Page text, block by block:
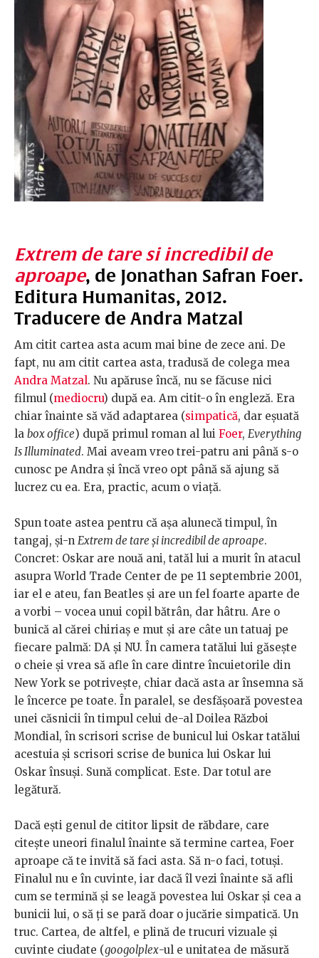
Extrem de tare si incredibil de
aproape, de Jonathan Safran Foer.
Editura Humanitas, 2012.
Traducere de Andra Matzal
Am citit cartea asta acum mai bine de zece ani. De
fapt, nu am citit cartea asta, tradusă de colega mea
Andra Matzal. Nu apăruse încă, nu se făcuse nici
filmul (mediocru) după ea. Am citit-o în engleză. Era
chiar înainte să văd adaptarea (simpatică, dar eșuată
la box office) după primul roman al lui Foer, Everything
Is Illuminated. Mai aveam vreo trei-patru ani până s-o
cunosc pe Andra și încă vreo opt până să ajung să
lucrez cu ea. Era, practic, acum o viață.
Spun toate astea pentru că așa alunecă timpul, în
tangaj, și-n Extrem de tare și incredibil de aproape.
Concret: Oskar are nouă ani, tatăl lui a murit în atacul
asupra World Trade Center de pe 11 septembrie 2001,
iar el e ateu, fan Beatles și are un fel foarte aparte de
a vorbi – vocea unui copil bătrân, dar hâtru. Are o
bunică al cărei chiriaș e mut și are câte un tatuaj pe
fiecare palmă: DA și NU. În camera tatălui lui găsește
o cheie și vrea să afle în care dintre încuietorile din
New York se potrivește, chiar dacă asta ar însemna să
le încerce pe toate. În paralel, se desfășoară povestea
unei căsnicii în timpul celui de-al Doilea Război
Mondial, în scrisori scrise de bunicul lui Oskar tatălui
acestuia și scrisori scrise de bunica lui Oskar lui
Oskar însuși. Sună complicat. Este. Dar totul are
legătură.
Dacă ești genul de cititor lipsit de răbdare, care
citește uneori finalul înainte să termine cartea, Foer
aproape că te invită să faci asta. Să n-o faci, totuși.
Finalul nu e în cuvinte, iar dacă îl vezi înainte să afli
cum se termină și se leagă povestea lui Oskar și cea a
bunicii lui, o să ți se pară doar o jucărie simpatică. Un
truc. Cartea, de altfel, e plină de trucuri vizuale și
cuvinte ciudate (googolplex-ul e unitatea de măsură